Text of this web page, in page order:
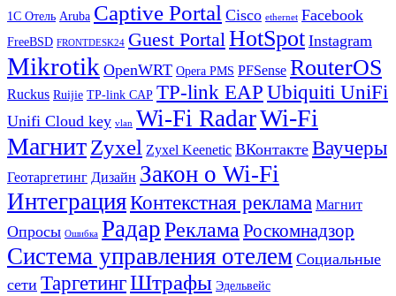
1С Отель Aruba Captive Portal Cisco ethernet Facebook
FreeBSD FRONTDESK24 Guest PortalHotSpot Instagram
Mikrotik OpenWRT Opera PMS PFSense RouterOS
Ruckus Ruijie TP-link CAP TP-link EAP Ubiquiti UniFi
Unifi Cloud key vlan Wi-Fi RadarWi-Fi
МагнитZyxel Zyxel Keenetic ВКонтакте Ваучеры
Геотаргетинг Дизайн Закон о Wi-Fi
ИнтеграцияКонтекстная реклама Магнит
Опросы Ошибка РадарРеклама Роскомнадзор
Система управления отелем Социальные
сети ТаргетингШтрафы Эдельвейс